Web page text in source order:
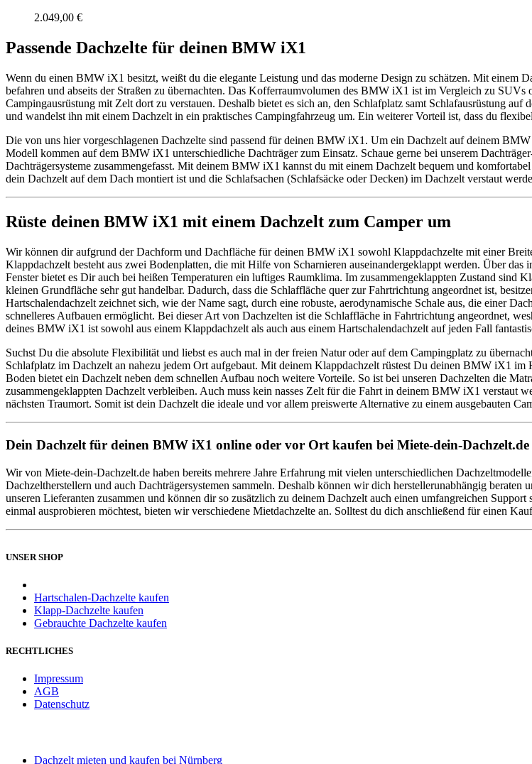
2.049,00 €
Passende Dachzelte für deinen BMW iX1
Wenn du einen BMW iX1 besitzt, weißt du die elegante Leistung und das moderne Design zu schätzen. Mit einem
befahren und abseits der Straßen zu übernachten. Das Kofferraumvolumen des BMW iX1 ist im Vergleich zu
Campingausrüstung mit Zelt dort zu verstauen. Deshalb bietet es sich an, den Schlafplatz samt Schlafausrüstung
und wandelst ihn mit einem Dachzelt in ein praktisches Campingfahrzeug um. Ein weiterer Vorteil ist, dass du
Die von uns hier vorgeschlagenen Dachzelte sind passend für deinen BMW iX1. Um ein Dachzelt auf deinem
Modell kommen auf dem BMW iX1 unterschiedliche Dachträger zum Einsatz. Schaue gerne bei unserem
Dachträgersysteme zusammengefasst. Mit deinem BMW iX1 kannst du mit einem Dachzelt bequem und
dein Dachzelt auf dem Dach montiert ist und die Schlafsachen (Schlafsäcke oder Decken) im Dachzelt verstaut
Rüste deinen BMW iX1 mit einem Dachzelt zum Camper um
Wir können dir aufgrund der Dachform und Dachfläche für deinen BMW iX1 sowohl Klappdachzelte mit einer
Klappdachzelt besteht aus zwei Bodenplatten, die mit Hilfe von Scharnieren auseinandergeklappt werden. Über
Fenster bietet es Dir auch bei heißen Temperaturen ein luftiges Raumklima. Im zusammengeklappten Zustand sind
kleinen Grundfläche sehr gut handelbar. Dadurch, dass die Schlaffläche quer zur Fahrtrichtung angeordnet ist,
Hartschalendachzelt zeichnet sich, wie der Name sagt, durch eine robuste, aerodynamische Schale aus, die einer
schnelleres Aufbauen ermöglicht. Bei dieser Art von Dachzelten ist die Schlaffläche in Fahrtrichtung angeordnet,
deines BMW iX1 ist sowohl aus einem Klappdachzelt als auch aus einem Hartschalendachzelt auf jeden Fall
Suchst Du die absolute Flexibilität und liebst es auch mal in der freien Natur oder auf dem Campingplatz zu
Schlafplatz im Dachzelt an nahezu jedem Ort aufgebaut. Mit deinem Klappdachzelt rüstest Du deinen BMW iX1
Boden bietet ein Dachzelt neben dem schnellen Aufbau noch weitere Vorteile. So ist bei unseren Dachzelten die
zusammengeklappten Dachzelt verbleiben. Auch muss kein nasses Zelt für die Fahrt in deinem BMW iX1 verstaut
nächsten Traumort. Somit ist dein Dachzelt die ideale und vor allem preiswerte Alternative zu einem ausgebauten
Dein Dachzelt für deinen BMW iX1 online oder vor Ort kaufen bei Miete-dein-Dachzelt.de
Wir von Miete-dein-Dachzelt.de haben bereits mehrere Jahre Erfahrung mit vielen unterschiedlichen
Dachzeltherstellern und auch Dachträgersystemen sammeln. Deshalb können wir dich herstellerunabhängig
unseren Lieferanten zusammen und können dir so zusätzlich zu deinem Dachzelt auch einen umfangreichen
einmal ausprobieren möchtest, bieten wir verschiedene Mietdachzelte an. Solltest du dich anschließend für einen
UNSER SHOP
Hartschalen-Dachzelte kaufen
Klapp-Dachzelte kaufen
Gebrauchte Dachzelte kaufen
RECHTLICHES
Impressum
AGB
Datenschutz
Dachzelt mieten und kaufen bei Nürnberg